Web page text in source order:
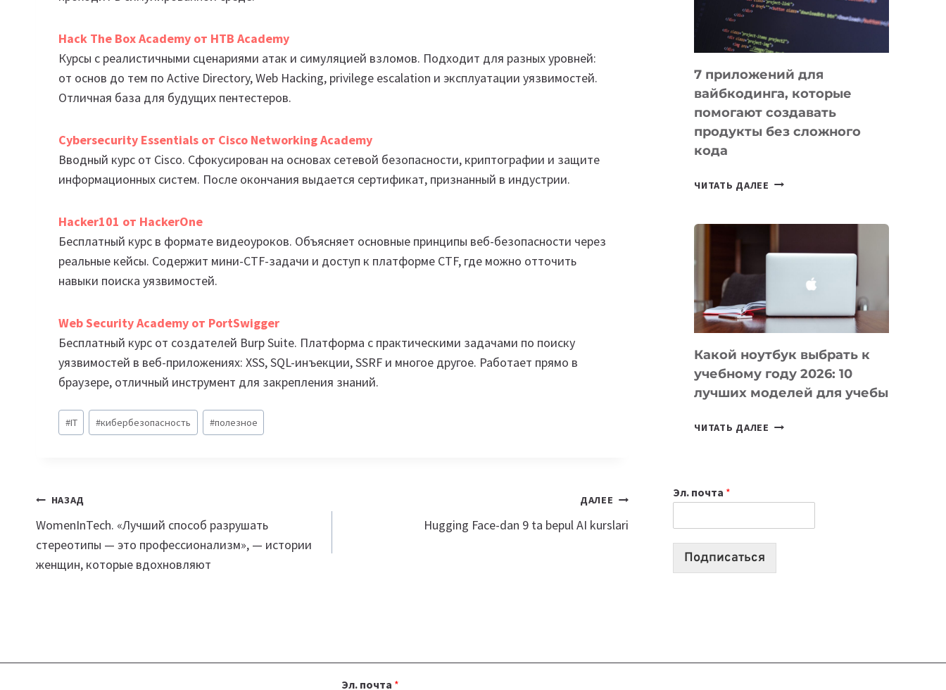
Hack The Box Academy от HTB Academy
Курсы с реалистичными сценариями атак и симуляцией взломов. Подходит для разных уровней:
от основ до тем по Active Directory, Web Hacking, privilege escalation и эксплуатации уязвимостей.
Отличная база для будущих пентестеров.
Cybersecurity Essentials от Cisco Networking Academy
Вводный курс от Cisco. Сфокусирован на основах сетевой безопасности, криптографии и защите
информационных систем. После окончания выдается сертификат, признанный в индустрии.
Hacker101 от HackerOne
Бесплатный курс в формате видеоуроков. Объясняет основные принципы веб-безопасности через
реальные кейсы. Содержит мини-CTF-задачи и доступ к платформе CTF, где можно отточить
навыки поиска уязвимостей.
Web Security Academy от PortSwigger
Бесплатный курс от создателей Burp Suite. Платформа с практическими задачами по поиску
уязвимостей в веб-приложениях: XSS, SQL-инъекции, SSRF и многое другое. Работает прямо в
браузере, отличный инструмент для закрепления знаний.
Метки
записи:
#IT #кибербезопасность #полезное
Навигация
по
записям
НАЗАД
WomenInTech. «Лучший способ разрушать
стереотипы — это профессионализм», — истории
женщин, которые вдохновляют
ДАЛЕЕ
Hugging Face-dan 9 ta bepul AI kurslari
РАБОТЫ
7 приложений для
вайбкодинга, которые
помогают создавать
продукты без сложного
кода
ЧИТАТЬ ДАЛЕЕ
КОТОРЫЕ
СОЗДАВАТЬ
БЕЗ
КОДА
Какой ноутбук выбрать к
учебному году 2026: 10
лучших моделей для учебы
ЧИТАТЬ ДАЛЕЕ КАКОЙ
2026:
10
Эл. почта *
Подписаться
Эл. почта *